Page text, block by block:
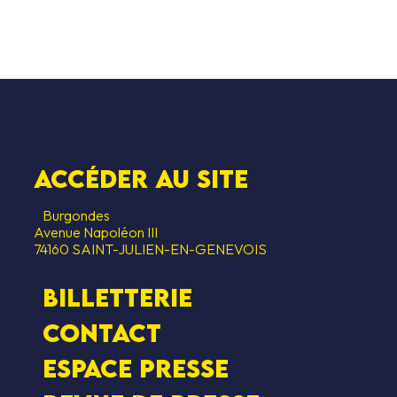
Accéder au SITE
Burgondes
Avenue Napoléon III
74160 SAINT-JULIEN-EN-GENEVOIS
Billetterie
Contact
Espace presse